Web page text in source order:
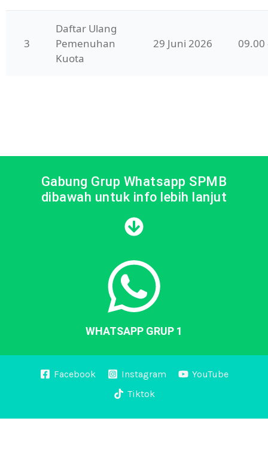
3
Daftar Ulang
Pemenuhan
Kuota
29 Juni 2026 09.00
Gabung Grup Whatsapp SPMB
dibawah untuk info lebih lanjut
WHATSAPP GRUP 1
Facebook Instagram
YouTube
Tiktok